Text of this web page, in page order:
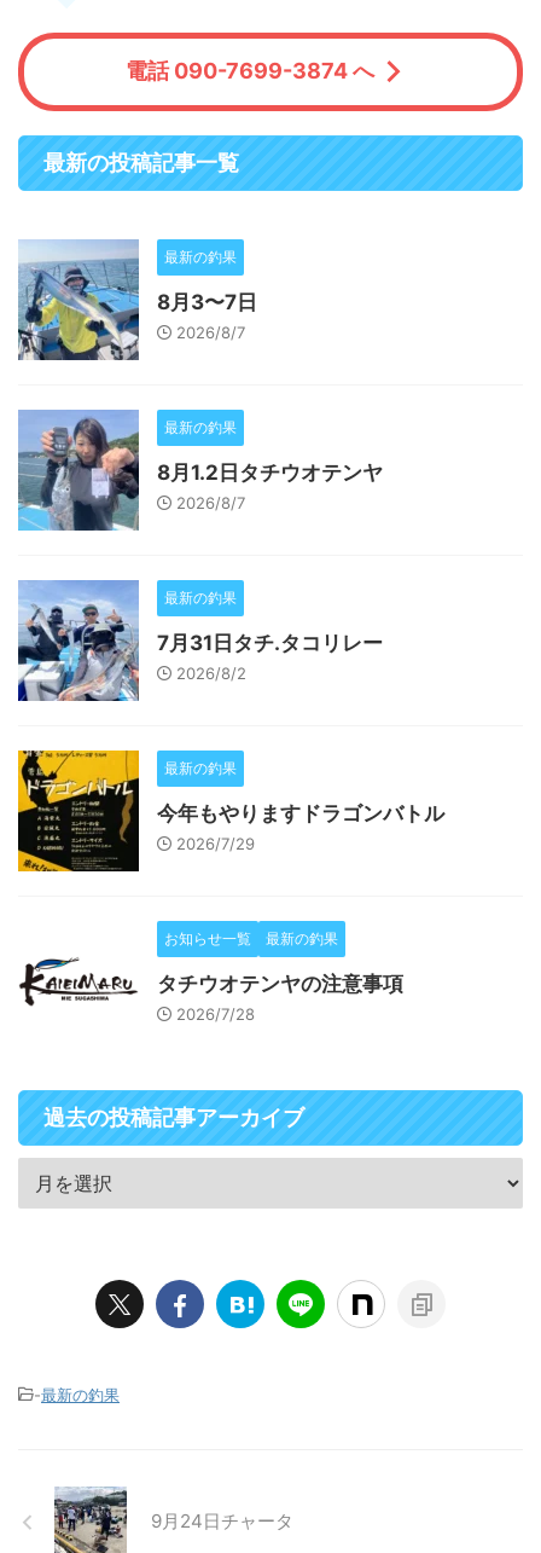
電話 090-7699-3874 へ
最新の投稿記事一覧
最新の釣果
8月3〜7日
2026/8/7
最新の釣果
8月1.2日タチウオテンヤ
2026/8/7
最新の釣果
7月31日タチ.タコリレー
2026/8/2
最新の釣果
今年もやりますドラゴンバトル
2026/7/29
お知らせ一覧 最新の釣果
タチウオテンヤの注意事項
2026/7/28
過去の投稿記事アーカイブ
-最新の釣果
9月24日チャータ